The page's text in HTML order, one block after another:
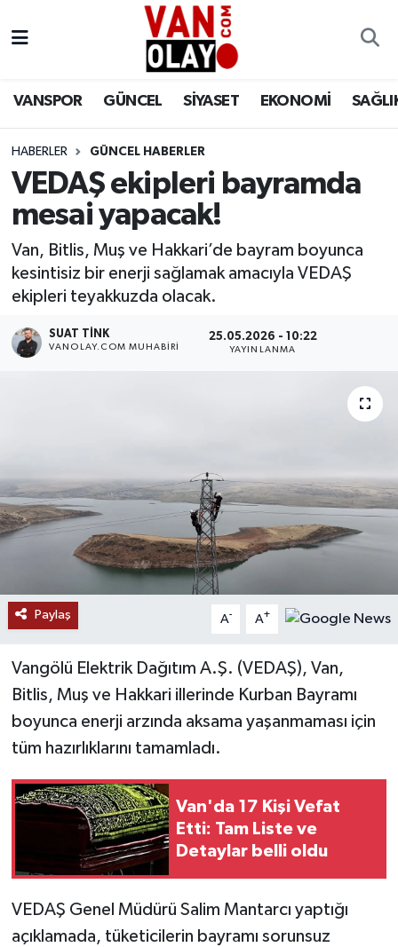
VANSPOR GÜNCEL SİYASET EKONOMİ
HABERLER GÜNCEL HABERLER
VEDAŞ ekipleri bayramda
mesai yapacak!
Van, Bitlis, Muş ve Hakkari’de bayram boyunca
kesintisiz bir enerji sağlamak amacıyla VEDAŞ
ekipleri teyakkuzda olacak.
SUAT TINK
VANOLAY.COM MUHABIRI
25.05.2026 - 10:22
YAYINLANMA
Paylaş A- A+
Vangölü Elektrik Dağıtım A.Ş. (VEDAŞ), Van,
Bitlis, Muş ve Hakkari illerinde Kurban Bayramı
boyunca enerji arzında aksama yaşanmaması için
tüm hazırlıklarını tamamladı.
Van'da 17 Kişi Vefat
Etti: Tam Liste ve
Detaylar belli oldu
VEDAŞ Genel Müdürü Salim Mantarcı yaptığı
açıklamada, tüketicilerin bayramı sorunsuz
Siyaset
Ekonomi
Sağlık
Eğitim
Bilim & Teknoloji
Van Nöbetçi Eczaneler
Van Namaz Vakitleri
Van Trafik Yoğunluk Haritası
Süper Lig Puan Durumu ve Fikstür
Tüm Manşetler
Son Dakika Haberleri